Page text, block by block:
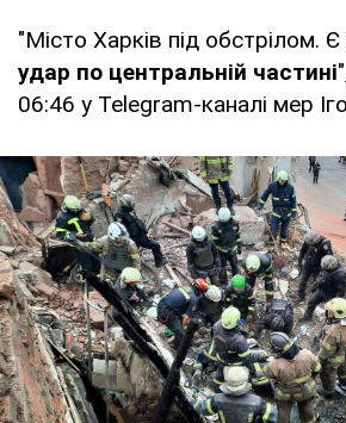
"Місто Харків під обстрілом.
удар по центральній частині
06:46 у Telegram-каналі мер